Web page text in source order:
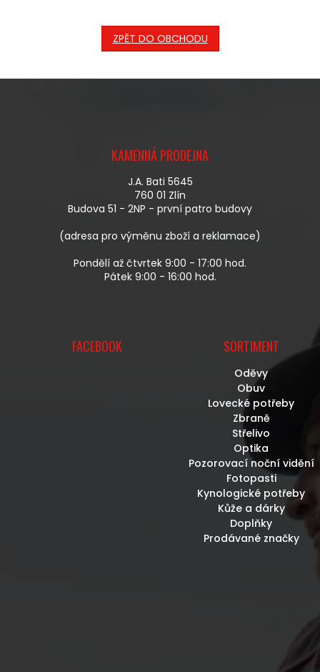
ZPĚT DO OBCHODU
KAMENNÁ PRODEJNA
J.A. Bati 5645
760 01 Zlín
Budova 51 - 2NP - první patro budovy
(adresa pro výměnu zboží a reklamace)
Pondělí až čtvrtek 9:00 - 17:00 hod.
Pátek 9:00 - 16:00 hod.
FACEBOOK SORTIMENT
Oděvy
Obuv
Lovecké potřeby
Zbraně
Střelivo
Optika
Pozorovací noční vidění
Fotopasti
Kynologické potřeby
Kůže a dárky
Doplňky
Prodávané značky